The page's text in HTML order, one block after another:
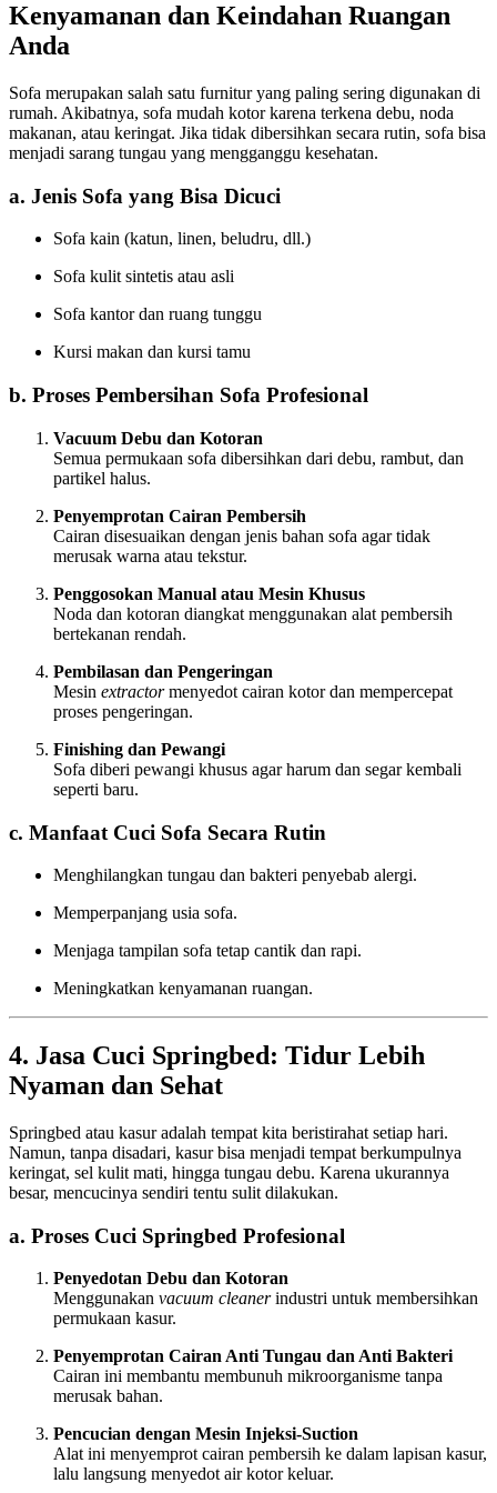
Kenyamanan dan Keindahan Ruangan
Anda
Sofa merupakan salah satu furnitur yang paling sering digunakan di
rumah. Akibatnya, sofa mudah kotor karena terkena debu, noda
makanan, atau keringat. Jika tidak dibersihkan secara rutin, sofa bisa
menjadi sarang tungau yang mengganggu kesehatan.
a. Jenis Sofa yang Bisa Dicuci
Sofa kain (katun, linen, beludru, dll.)
Sofa kulit sintetis atau asli
Sofa kantor dan ruang tunggu
Kursi makan dan kursi tamu
b. Proses Pembersihan Sofa Profesional
Vacuum Debu dan Kotoran
Semua permukaan sofa dibersihkan dari debu, rambut, dan
partikel halus.
Penyemprotan Cairan Pembersih
Cairan disesuaikan dengan jenis bahan sofa agar tidak
merusak warna atau tekstur.
Penggosokan Manual atau Mesin Khusus
Noda dan kotoran diangkat menggunakan alat pembersih
bertekanan rendah.
Pembilasan dan Pengeringan
Mesin extractormenyedot cairan kotor dan mempercepat
proses pengeringan.
Finishing dan Pewangi
Sofa diberi pewangi khusus agar harum dan segar kembali
seperti baru.
c. Manfaat Cuci Sofa Secara Rutin
Menghilangkan tungau dan bakteri penyebab alergi.
Memperpanjang usia sofa.
Menjaga tampilan sofa tetap cantik dan rapi.
Meningkatkan kenyamanan ruangan.
4. Jasa Cuci Springbed: Tidur Lebih
Nyaman dan Sehat
Springbed atau kasur adalah tempat kita beristirahat setiap hari.
Namun, tanpa disadari, kasur bisa menjadi tempat berkumpulnya
keringat, sel kulit mati, hingga tungau debu. Karena ukurannya
besar, mencucinya sendiri tentu sulit dilakukan.
a. Proses Cuci Springbed Profesional
Penyedotan Debu dan Kotoran
Menggunakan vacuum cleanerindustri untuk membersihkan
permukaan kasur.
Penyemprotan Cairan Anti Tungau dan Anti Bakteri
Cairan ini membantu membunuh mikroorganisme tanpa
merusak bahan.
Pencucian dengan Mesin Injeksi-Suction
Alat ini menyemprot cairan pembersih ke dalam lapisan kasur,
lalu langsung menyedot air kotor keluar.